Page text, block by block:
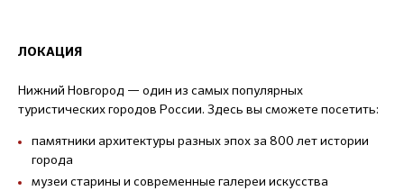
ЛОКАЦИЯ
Нижний Новгород — один из самых популярных
туристических городов России. Здесь вы сможете посетить:
памятники архитектуры разных эпох за 800 лет истории
города
музеи старины и современные галереи искусства